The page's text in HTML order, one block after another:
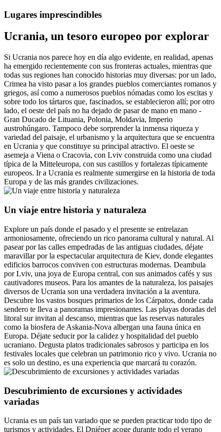
Lugares imprescindibles
Ucrania, un tesoro europeo por explorar
Si Ucrania nos parece hoy en día algo evidente, en realidad, apenas
ha emergido recientemente con sus fronteras actuales, mientras que
todas sus regiones han conocido historias muy diversas: por un lado,
Crimea ha visto pasar a los grandes pueblos comerciantes romanos y
griegos, así como a numerosos pueblos nómadas como los escitas y
sobre todo los tártaros que, fascinados, se establecieron allí; por otro
lado, el oeste del país no ha dejado de pasar de mano en mano -
Gran Ducado de Lituania, Polonia, Moldavia, Imperio
austrohúngaro. Tampoco debe sorprender la inmensa riqueza y
variedad del paisaje, el urbanismo y la arquitectura que se encuentra
en Ucrania y que constituye su principal atractivo. El oeste se
asemeja a Viena o Cracovia, con Lviv construida como una ciudad
típica de la Mitteleuropa, con sus castillos y fortalezas típicamente
europeos. Ir a Ucrania es realmente sumergirse en la historia de toda
Europa y de las más grandes civilizaciones.
Un viaje entre historia y naturaleza
Explore un país donde el pasado y el presente se entrelazan
armoniosamente, ofreciendo un rico panorama cultural y natural. Al
pasear por las calles empedradas de las antiguas ciudades, déjate
maravillar por la espectacular arquitectura de Kiev, donde elegantes
edificios barrocos conviven con estructuras modernas. Deambula
por Lviv, una joya de Europa central, con sus animados cafés y sus
cautivadores museos. Para los amantes de la naturaleza, los paisajes
diversos de Ucrania son una verdadera invitación a la aventura.
Descubre los vastos bosques primarios de los Cárpatos, donde cada
sendero te lleva a panoramas impresionantes. Las playas doradas del
litoral sur invitan al descanso, mientras que las reservas naturales
como la biosfera de Askania-Nova albergan una fauna única en
Europa. Déjate seducir por la calidez y hospitalidad del pueblo
ucraniano. Degusta platos tradicionales sabrosos y participa en los
festivales locales que celebran un patrimonio rico y vivo. Ucrania no
es solo un destino, es una experiencia que marcará tu corazón.
Descubrimiento de excursiones y actividades
variadas
Ucrania es un país tan variado que se pueden practicar todo tipo de
turismos y actividades. El Dniéper acoge durante todo el verano